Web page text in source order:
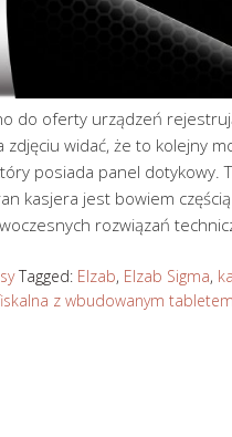
do oferty urządzeń
zdjęciu widać, że to kolejny
posiada panel dotykowy.
kasjera jest bowiem
rozwiązań
Tagged: Elzab, Elzab Sigma,
z wbudowanym tabletem